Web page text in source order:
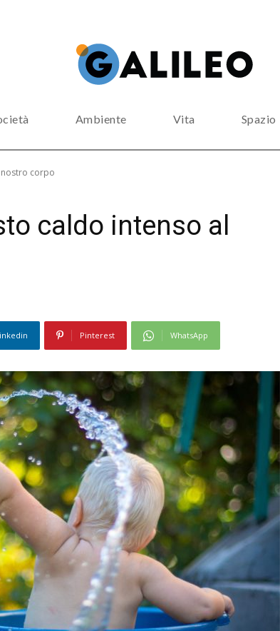
Ambiente Vita Spazio
nostro corpo
caldo intenso al
Pinterest WhatsApp